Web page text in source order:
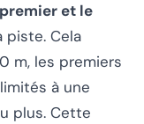
premier et le
piste. Cela
m, les premiers
à une
plus. Cette